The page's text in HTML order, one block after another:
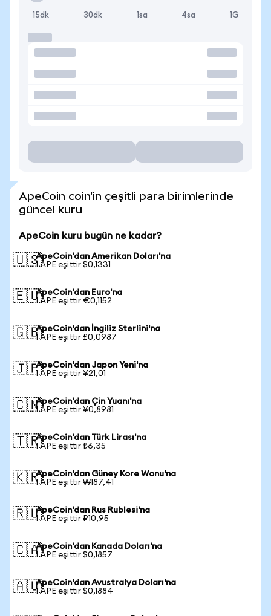
15dk 30dk 1sa 4sa 1G
ApeCoin coin'in çeşitli para birimlerinde
güncel kuru
ApeCoin kuru bugün ne kadar?
🇺🇸ApeCoin'dan Amerikan Doları'na
1 APE eşittir $0,1331
🇪🇺ApeCoin'dan Euro'na
1 APE eşittir €0,1152
🇬🇧ApeCoin'dan İngiliz Sterlini'na
1 APE eşittir £0,0987
🇯🇵ApeCoin'dan Japon Yeni'na
1 APE eşittir ¥21,01
🇨🇳ApeCoin'dan Çin Yuanı'na
1 APE eşittir ¥0,8981
🇹🇷ApeCoin'dan Türk Lirası'na
1 APE eşittir ₺6,35
🇰🇷ApeCoin'dan Güney Kore Wonu'na
1 APE eşittir ₩187,41
🇷🇺ApeCoin'dan Rus Rublesi'na
1 APE eşittir ₽10,95
🇨🇦ApeCoin'dan Kanada Doları'na
1 APE eşittir $0,1857
🇦🇺ApeCoin'dan Avustralya Doları'na
1 APE eşittir $0,1884